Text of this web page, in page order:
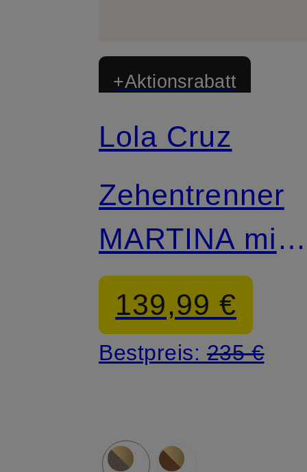
+Aktionsrabatt
Lola Cruz
Zehentrenner
MARTINA mit
139,99 €
Bestpreis: 235 €